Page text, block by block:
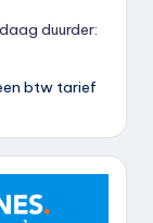
duurder:
btw tarief